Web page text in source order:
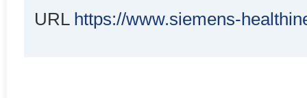
URL https://www.siemens-